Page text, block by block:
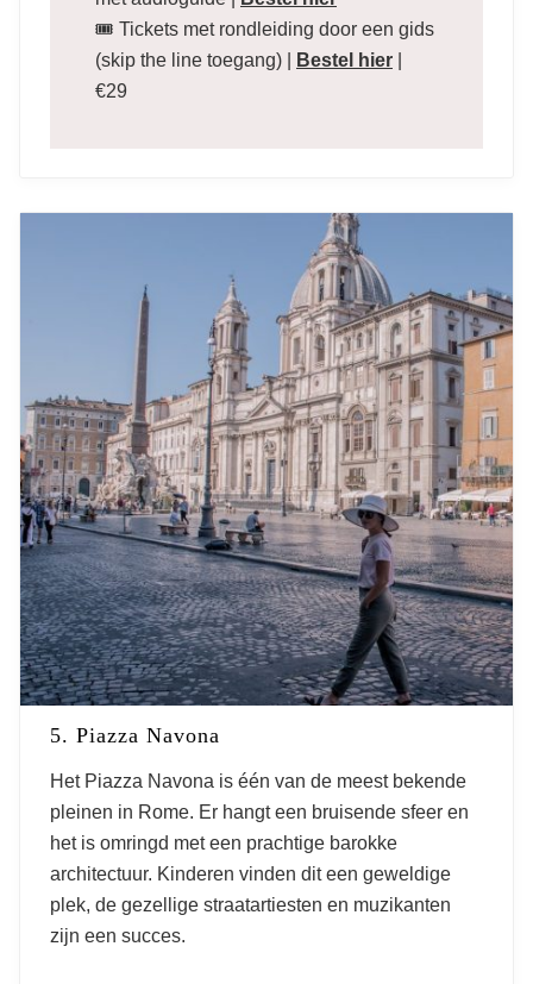
🎟️ Tickets met rondleiding door een gids
(skip the line toegang) |
Bestel hier
€29
5. Piazza Navona
Het Piazza Navona is één van de meest bekende
pleinen in Rome. Er hangt een bruisende sfeer en
het is omringd met een prachtige barokke
architectuur. Kinderen vinden dit een geweldige
plek, de gezellige straatartiesten en muzikanten
zijn een succes.